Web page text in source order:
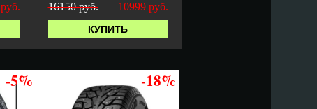
руб. 16150 руб. 10999 руб.
КУПИТЬ
-5% -18%